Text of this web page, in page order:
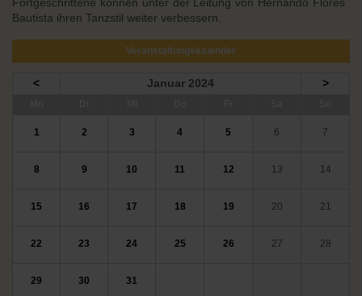
Bautista ihren Tanzstil weiter verbessern.
Veranstaltungskalender
< Januar 2024 >
1 2 3 4 5 6 7
8 9 10 11 12 13 14
15 16 17 18 19 20 21
22 23 24 25 26 27 28
29 30 31